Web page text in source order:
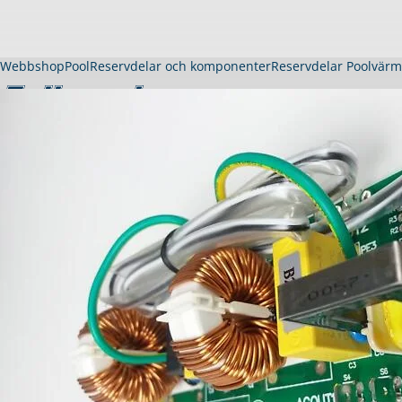
Köpa pool
Visa allt inom pool
Thermopool Dura
Thermopool Luxe
Träpool Quadra
Gardenpool
Långsmal pool
WebbshopPoolReservdelar och komponenterReservdelar